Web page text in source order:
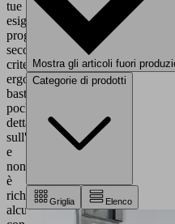
tue
esigenze,
progettato
secondo
criteri
ergonomici:
bastano
pochi
dettagli
sull'applicazione
e
non
è
richiesta
alcuna
Mostra gli articoli fuori
Categorie di prodotti
Griglia Elenco